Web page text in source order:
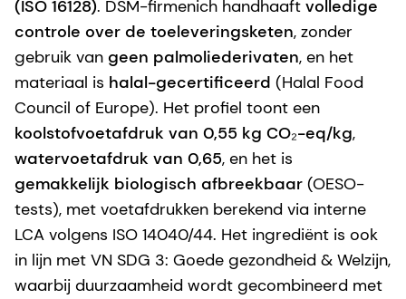
(ISO 16128). DSM-firmenich handhaaft volledige
controle over de toeleveringsketen, zonder
gebruik van geen palmoliederivaten, en het
materiaal is halal-gecertificeerd (Halal Food
Council of Europe). Het profiel toont een
koolstofvoetafdruk van 0,55 kg CO₂-eq/kg,
watervoetafdruk van 0,65, en het is
gemakkelijk biologisch afbreekbaar (OESO-
tests), met voetafdrukken berekend via interne
LCA volgens ISO 14040/44. Het ingrediënt is ook
in lijn met VN SDG 3: Goede gezondheid & Welzijn,
waarbij duurzaamheid wordt gecombineerd met